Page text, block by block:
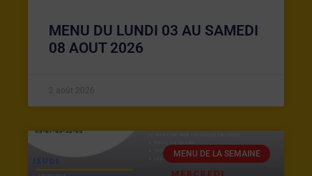
MENU DU LUNDI 03 AU SAMEDI
08 AOUT 2026
2 août 2026
MENU DE LA SEMAINE